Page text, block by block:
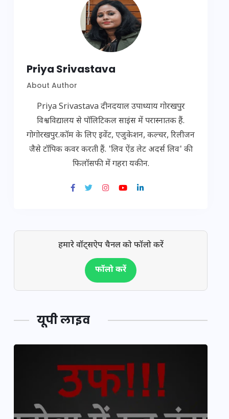
Priya Srivastava
About Author
Priya Srivastava दीनदयाल उपाध्याय गोरखपुर
विश्वविद्यालय से पॉलिटिकल साइंस में परास्नातक हैं.
गोगोरखपुर.कॉम के लिए इवेंट, एजुकेशन, कल्चर, रिलीजन
जैसे टॉपिक कवर करती हैं. 'लिव ऐंड लेट अदर्स लिव' की
फिलॉसफी में गहरा यकीन.
हमारे वॉट्सऐप चैनल को फॉलो करें
फॉलो करें
यूपी लाइव